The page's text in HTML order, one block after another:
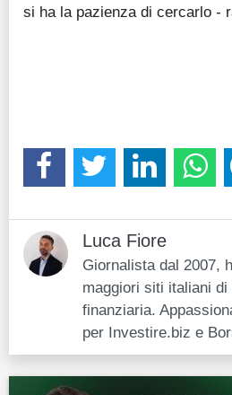
si ha la pazienza di cercarlo -
Luca Fiore
Giornalista dal 2007,
maggiori siti italiani
finanziaria.
per Investire.biz e